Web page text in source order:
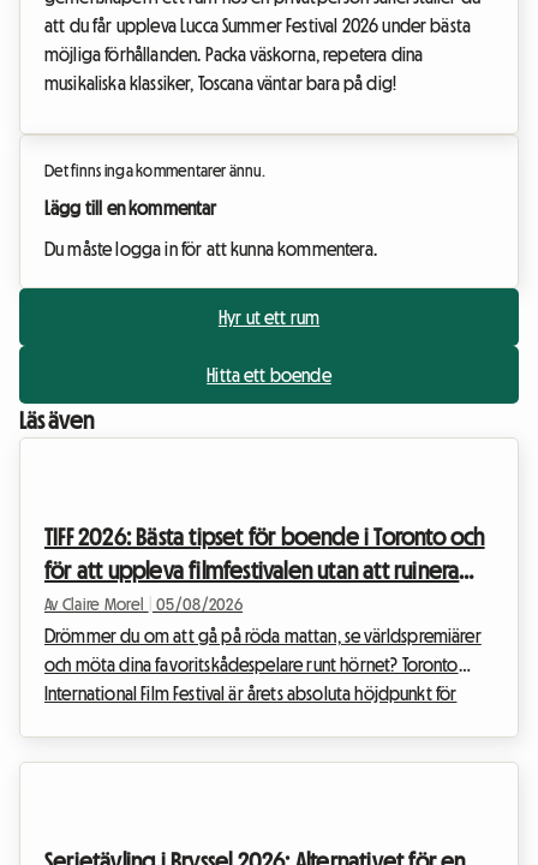
att du får uppleva Lucca Summer Festival 2026 under bästa
möjliga förhållanden. Packa väskorna, repetera dina
musikaliska klassiker, Toscana väntar bara på dig!
Det finns inga kommentarer ännu.
Lägg till en kommentar
Du måste logga in för att kunna kommentera.
Hyr ut ett rum
Hitta ett boende
Läs även
TIFF 2026: Bästa tipset för boende i Toronto och
för att uppleva filmfestivalen utan att ruinera
dig
Av Claire Morel 05/08/2026
Drömmer du om att gå på röda mattan, se världspremiärer
och möta dina favoritskådespelare runt hörnet? Toronto
International Film Festival är årets absoluta höjdpunkt för